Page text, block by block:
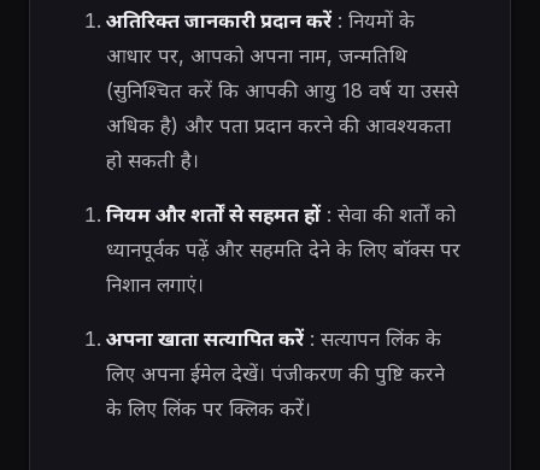
अतिरिक्त जानकारी प्रदान करें: नियमों के
आधार पर, आपको अपना नाम, जन्मतिथि
(सुनिश्चित करें कि आपकी आयु 18 वर्ष या उससे
अधिक है) और पता प्रदान करने की आवश्यकता
हो सकती है।
नियम और शर्तों से सहमत हों: सेवा की शर्तों को
ध्यानपूर्वक पढ़ें और सहमति देने के लिए बॉक्स पर
निशान लगाएं।
अपना खाता सत्यापित करें: सत्यापन लिंक के
लिए अपना ईमेल देखें। पंजीकरण की पुष्टि करने
के लिए लिंक पर क्लिक करें।